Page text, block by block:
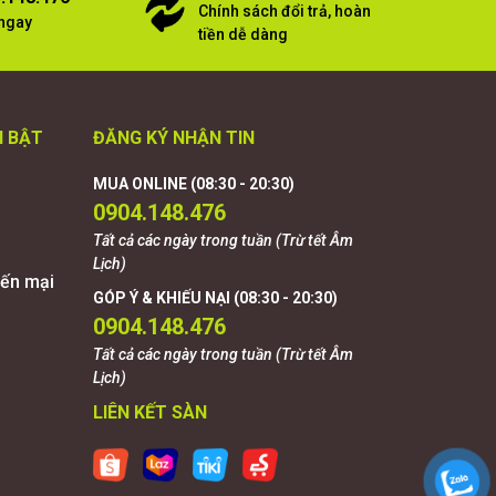
Chính sách đổi trả, hoàn
tiền dễ dàng
BẬT
mại
ĐĂNG KÝ NHẬN TIN
MUA ONLINE (08:30 - 20:30)
0904.148.476
Tất cả các ngày trong tuần (Trừ tết Âm
Lịch)
GÓP Ý & KHIẾU NẠI (08:30 - 20:30)
0904.148.476
Tất cả các ngày trong tuần (Trừ tết Âm
Lịch)
LIÊN KẾT SÀN